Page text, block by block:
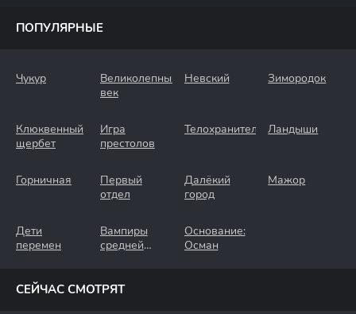
ПОПУЛЯРНЫЕ
Чукур
Великолепный
век
Невский Зимородок
Клюквенный
щербет
Игра
престолов
Телохранители Ландыши
Горничная
Первый
отдел
Далёкий
город
Мажор
Дети
перемен
Вампиры
средней
Основание:
Осман
СЕЙЧАС СМОТРЯТ